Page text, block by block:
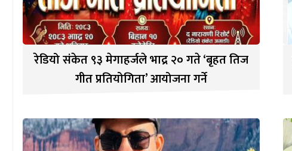
रेडियो संकेत ९३ मेगाहर्जले भाद्र २० गते ‘बृहत तिज
गीत प्रतियोगिता’ आयोजना गर्ने